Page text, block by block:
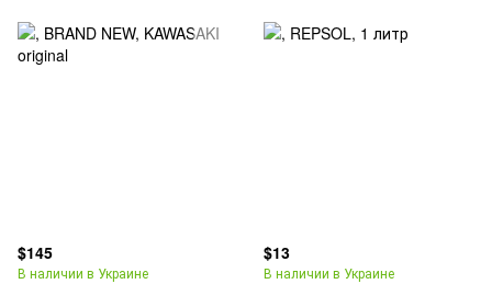
$145
В наличии в Украине
$13
В наличии в Украине